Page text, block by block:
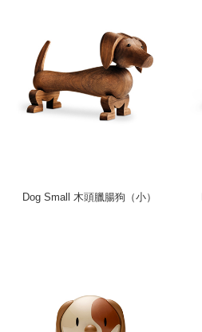
Dog Small 木頭臘腸狗（小）